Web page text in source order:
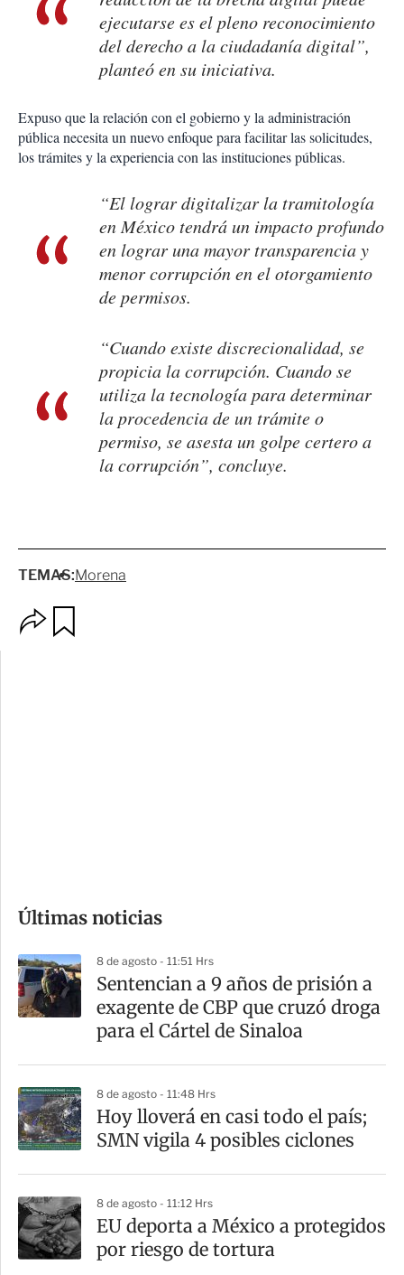
ejecutarse es el pleno reconocimiento
del derecho a la ciudadanía digital”,
planteó en su iniciativa.
Expuso que la relación con el gobierno y la administración
pública necesita un nuevo enfoque para facilitar las solicitudes,
los trámites y la experiencia con las instituciones públicas.
“El lograr digitalizar la tramitología
en México tendrá un impacto profundo
en lograr una mayor transparencia y
menor corrupción en el otorgamiento
de permisos.
“Cuando existe discrecionalidad, se
propicia la corrupción. Cuando se
utiliza la tecnología para determinar
la procedencia de un trámite o
permiso, se asesta un golpe certero a
la corrupción”, concluye.
TEMAS:Morena
m
a
r
t
Últimas noticias
8 de agosto - 11:51 Hrs
Sentencian a 9 años de prisión a
exagente de CBP que cruzó droga
para el Cártel de Sinaloa
8 de agosto - 11:48 Hrs
Hoy lloverá en casi todo el país;
SMN vigila 4 posibles ciclones
8 de agosto - 11:12 Hrs
EU deporta a México a protegidos
por riesgo de tortura